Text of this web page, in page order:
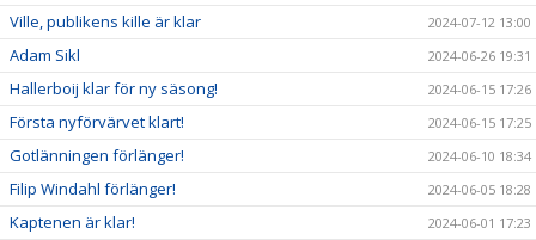
Ville, publikens kille är klar 2024-07-12 13:00
Adam Sikl 2024-06-26 19:31
Hallerboij klar för ny säsong! 2024-06-15 17:26
Första nyförvärvet klart! 2024-06-15 17:25
Gotlänningen förlänger! 2024-06-10 18:34
Filip Windahl förlänger! 2024-06-05 18:28
Kaptenen är klar! 2024-06-01 17:23